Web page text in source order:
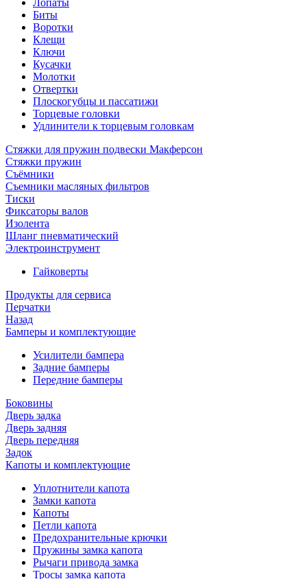
Лопаты
Биты
Воротки
Клещи
Ключи
Кусачки
Молотки
Отвертки
Плоскогубцы и пассатижи
Торцевые головки
Удлинители к торцевым головкам
Стяжки для пружин подвески Макферсон
Стяжки пружин
Съёмники
Съемники масляных фильтров
Тиски
Фиксаторы валов
Изолента
Шланг пневматический
Электроинструмент
Гайковерты
Продукты для сервиса
Перчатки
Назад
Бамперы и комплектующие
Усилители бампера
Задние бамперы
Передние бамперы
Боковины
Дверь задка
Дверь задняя
Дверь передняя
Задок
Капоты и комплектующие
Уплотнители капота
Замки капота
Капоты
Петли капота
Предохранительные крючки
Пружины замка капота
Рычаги привода замка
Тросы замка капота